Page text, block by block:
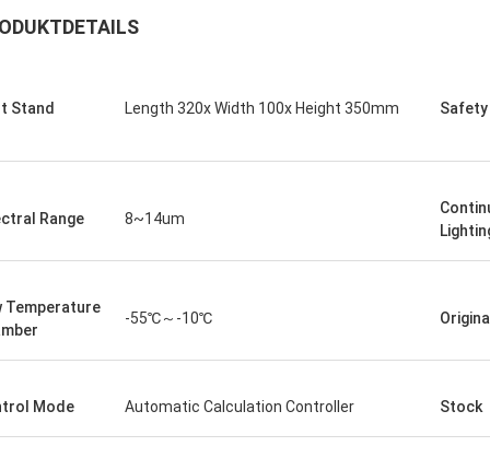
gerade die Ware vom Verkäufer
Wir haben die Batterie-
Stand Length 320x Width 100x Height 350mm
Range 8~14um
Temperature
-55℃～-10℃
Mode Automatic Calculation Controller Stock